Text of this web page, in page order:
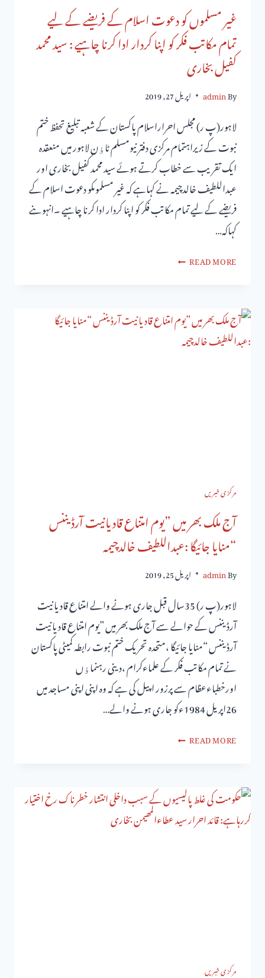
غیر مسلموں کو دعوت اسلام کے فریضے کے لیے
تمام مکاتب فکر کو اپنا کردار ادا کرنا چاہیے : سید محمد
کفیل بخاری
By
admin اپریل 27, 2019
لاہور(پ ر) مجلس احراراسلام پاکستان کے شعبہ تبلیغ تحفظ ختم
نبوت کے زیراہتمام مرکزی دفتر نیومسلم ٹاﺅن لاہور میں منعقدہ
ایک تقریب سے خطاب کرتے ہوئے سید محمد کفیل بخاری اور
عبداللطیف خالدچیمہ نے کہاہے کہ غیر مسلموںکو دعوت اسلام کے
فریضے کے لیے تمام مکاتب فکر کو اپنا کردار ادا کرنا چاہیے ۔انہوںنے
کہاکہ…
READ MORE
مرکزی خبریں
آج ملک بھر میں ”یوم امتناع قادیانیت آرڈیننس
“منایا جائیگا :عبداللطیف خالدچیمہ
By
admin اپریل 25, 2019
لاہور(پ ر) 35سال قبل جاری ہونے والے امتناع قادیانیت
آرڈیننس کے حوالے سے آج ملک بھر میں ”یوم امتناع قادیانیت
آرڈیننس “منایا جائیگا ،متحدہ تحریک ختم نبوت رابطہ کمیٹی پاکستان
نے تمام مکاتب فکر کے علماءکرام ،دینی رہنماﺅں
اورخطباءعظام سے پرزور اپیل کی ہے کہ وہ اپنی اپنی مساجد میں
26اپریل 1984ءکو جاری ہونے والے…
READ MORE
مرکزی خبریں